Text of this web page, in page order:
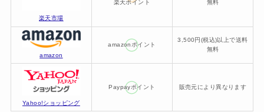
楽天市場
楽天ポイント
無料
amazon
amazonポイント
3,500円(税込)以上で送料
無料
Yahoo!ショッピング
Paypayポイント 販売元により異なります